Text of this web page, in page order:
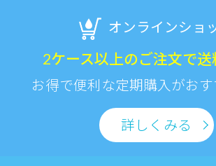
オンラインショ
2ケース以上のご注文で送
お得で便利な定期購入がおす
詳しくみる